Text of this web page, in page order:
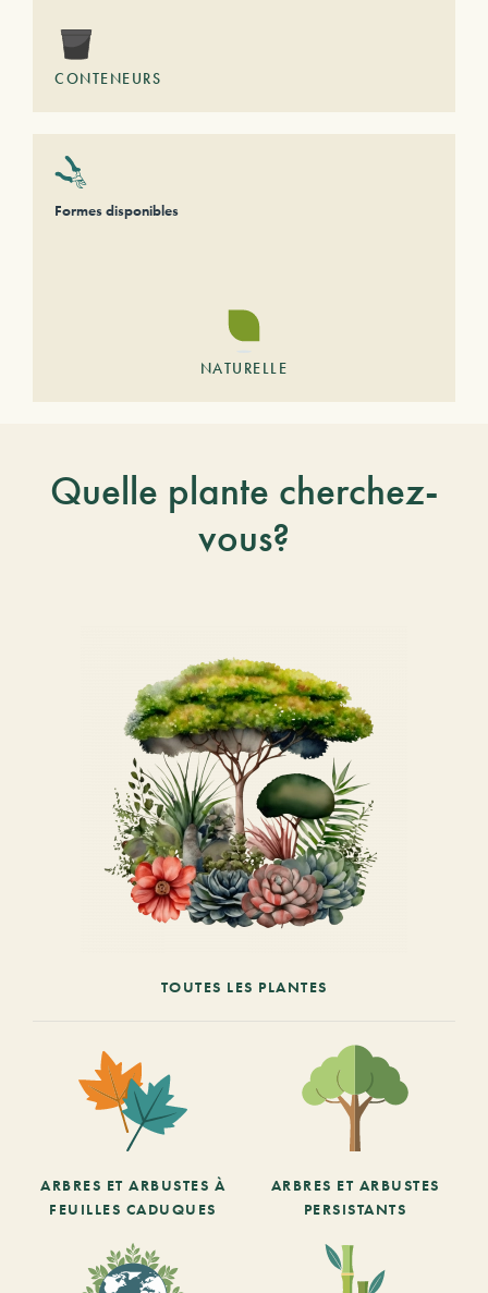
CONTENEURS
Formes disponibles
NATURELLE
Quelle plante cherchez-
vous?
TOUTES LES PLANTES
ARBRES ET ARBUSTES À
FEUILLES CADUQUES
ARBRES ET ARBUSTES
PERSISTANTS